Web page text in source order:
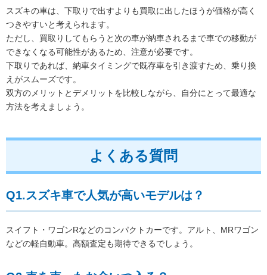
スズキの車は、下取りで出すよりも買取に出したほうが価格が高く
つきやすいと考えられます。
ただし、買取りしてもらうと次の車が納車されるまで車での移動が
できなくなる可能性があるため、注意が必要です。
下取りであれば、納車タイミングで既存車を引き渡すため、乗り換
えがスムーズです。
双方のメリットとデメリットを比較しながら、自分にとって最適な
方法を考えましょう。
よくある質問
Q1.スズキ車で人気が高いモデルは？
スイフト・ワゴンRなどのコンパクトカーです。アルト、MRワゴン
などの軽自動車。高額査定も期待できるでしょう。